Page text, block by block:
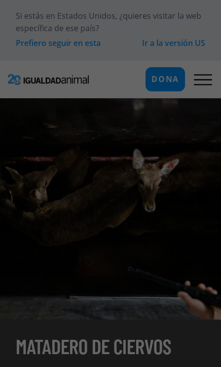
Si estás en Estados Unidos, ¿quieres visitar la web
específica de ese país?
Prefiero seguir en esta
Ir a la versión US
DONA
MATADERO DE CIERVOS